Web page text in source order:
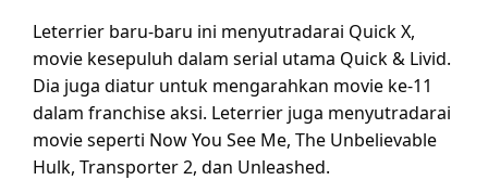
Leterrier baru-baru ini menyutradarai Quick X,
movie kesepuluh dalam serial utama Quick & Livid.
Dia juga diatur untuk mengarahkan movie ke-11
dalam franchise aksi. Leterrier juga menyutradarai
movie seperti Now You See Me, The Unbelievable
Hulk, Transporter 2, dan Unleashed.